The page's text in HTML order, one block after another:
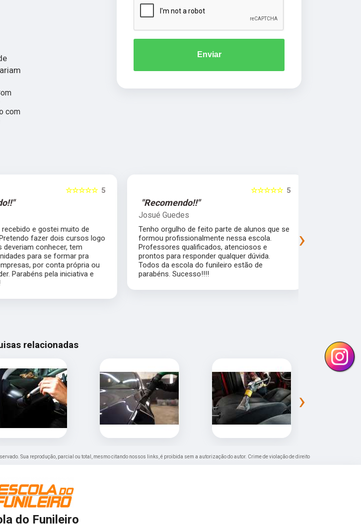
com
Enviar
5
☆☆☆☆☆
e gostei muito de
fazer dois cursos logo
deveriam conhecer, tem
para se formar pra
por conta própria ou
Parabéns pela iniciativa e
5
☆☆☆☆☆
"Recomendo!!"
Josué Guedes
Tenho orgulho de feito parte de alunos que se
formou profissionalmente nessa escola.
Professores qualificados, atenciosos e
prontos para responder qualquer dúvida.
Todos da escola do funileiro estão de
parabéns. Sucesso!!!!
›
relacionadas
›
Sua reprodução, parcial ou total, mesmo citando nossos links, é proibida sem a autorização do autor. Crime de violação de direito
do Funileiro